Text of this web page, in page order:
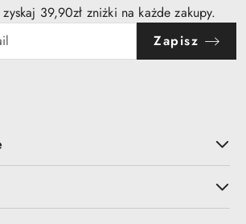
39,90zł zniżki na każde zakupy.
Zapisz